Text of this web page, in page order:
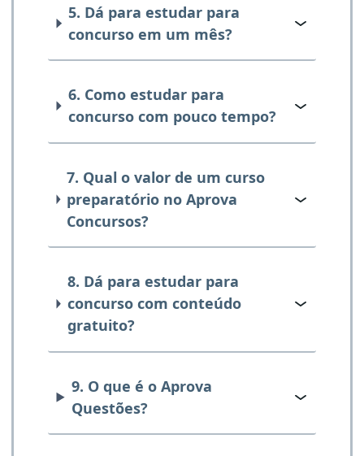
5. Dá para estudar para
concurso em um mês?
6. Como estudar para
concurso com pouco tempo?
7. Qual o valor de um curso
preparatório no Aprova
Concursos?
8. Dá para estudar para
concurso com conteúdo
gratuito?
9. O que é o Aprova
Questões?